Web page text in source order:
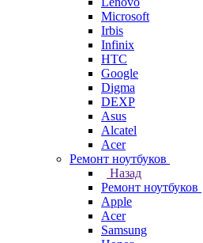
Microsoft
Irbis
Infinix
HTC
Google
Digma
DEXP
Asus
Alcatel
Acer
Ремонт ноутбуков
Назад
Ремонт ноутбуков
Apple
Acer
Samsung